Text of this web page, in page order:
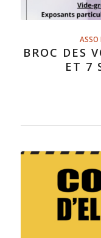
ASSO
BROC DES
ET 7